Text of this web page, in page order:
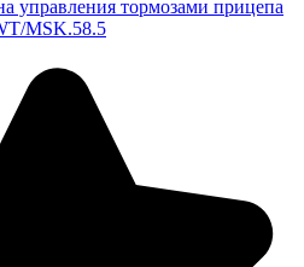
управления тормозами прицепа
MSK.58.5